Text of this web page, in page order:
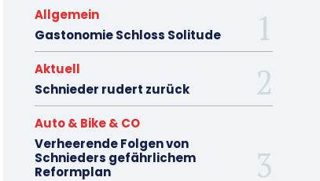
Allgemein
Gastonomie Schloss Solitude
Aktuell
Schnieder rudert zurück
Auto & Bike & CO
Verheerende Folgen von
Schnieders gefährlichem
Reformplan